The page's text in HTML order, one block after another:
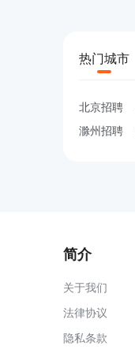
热门城市
北京招聘
滁州招聘
简介
关于我们
法律协议
隐私条款